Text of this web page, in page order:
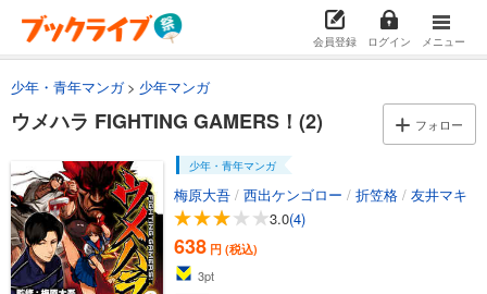
会員登録 ログイン メニュー
少年・青年マンガ 少年マンガ
ウメハラ FIGHTING GAMERS！(2) フォロー
少年・青年マンガ
梅原大吾 / 西出ケンゴロー / 折笠格 / 友井マキ
3.0(4)
638 円 (税込)
3pt